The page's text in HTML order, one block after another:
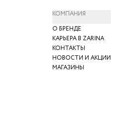
КОМПАНИЯ
О БРЕНДЕ
КАРЬЕРА В ZARINA
КОНТАКТЫ
НОВОСТИ И АКЦИИ
МАГАЗИНЫ